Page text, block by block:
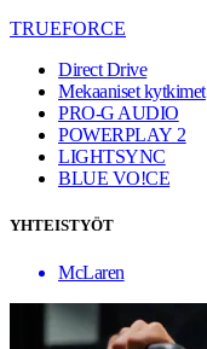
TRUEFORCE
Direct Drive
Mekaaniset kytkimet
PRO-G AUDIO
POWERPLAY 2
LIGHTSYNC
BLUE VO!CE
YHTEISTYÖT
McLaren